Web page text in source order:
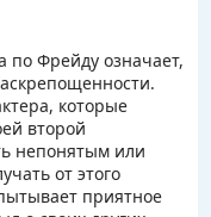
по Фрейду означает,
которые
второй
непонятым или
от этого
приятное